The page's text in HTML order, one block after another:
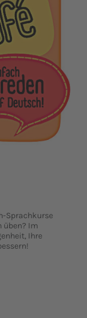
Sprachkurse
üben? Im
Ihre